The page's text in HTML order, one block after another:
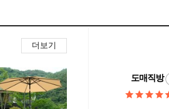
더보기
도매직방